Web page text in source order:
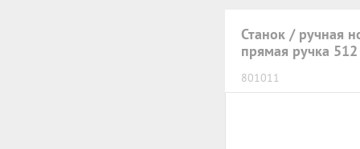
Станок / ручная
прямая ручка
801011